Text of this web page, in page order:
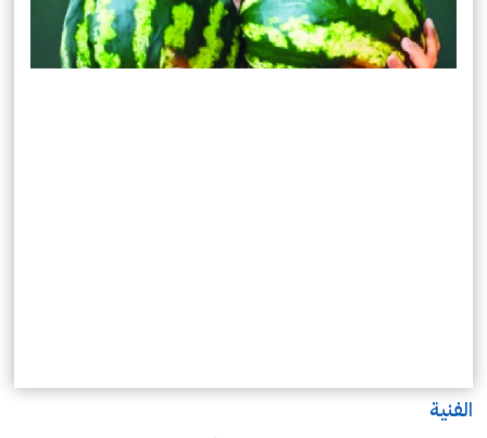
الفنية